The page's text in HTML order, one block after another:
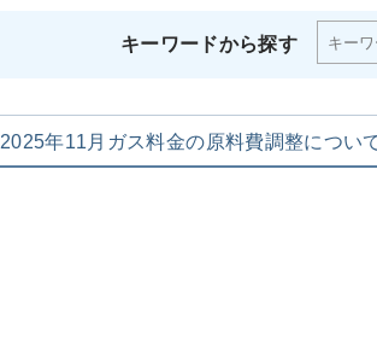
キーワードから探す
2025年11月ガス料金の原料費調整につい